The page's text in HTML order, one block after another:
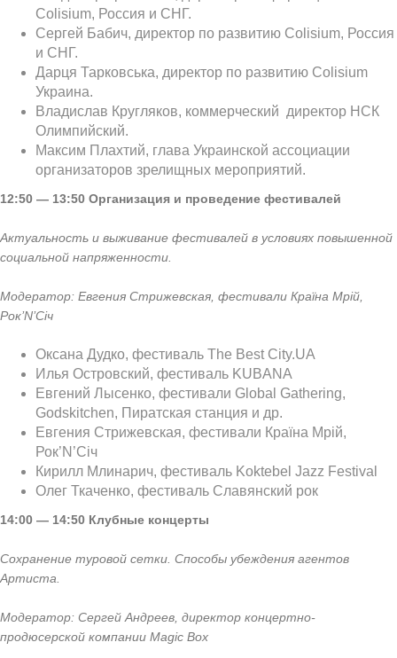
Colisium, Россия и СНГ.
Сергей Бабич, директор по развитию Colisium, Россия
и СНГ.
Дарця Тарковська, директор по развитию Colisium
Украина.
Владислав Кругляков, коммерческий директор НСК
Олимпийский.
Максим Плахтий, глава Украинской ассоциации
организаторов зрелищных мероприятий.
12:50 — 13:50 Организация и проведение фестивалей
Актуальность и выживание фестивалей в условиях повышенной
социальной напряженности.
Модератор: Евгения Стрижевская, фестивали Країна Мрій,
Рок’N’Січ
Оксана Дудко, фестиваль The Best City.UA
Илья Островский, фестиваль KUBANA
Евгений Лысенко, фестивали Global Gathering,
Godskitchen, Пиратская станция и др.
Евгения Стрижевская, фестивали Країна Мрій,
Рок’N’Січ
Кирилл Млинарич, фестиваль Koktebel Jazz Festival
Олег Ткаченко, фестиваль Славянский рок
14:00 — 14:50 Клубные концерты
Сохранение туровой сетки. Способы убеждения агентов
Артиста.
Модератор: Сергей Андреев, директор концертно-
продюсерской компании Magic Box